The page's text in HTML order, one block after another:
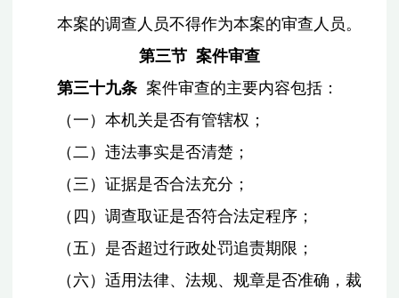
本案的调查人员不得作为本案的审查人员。
第三节 案件审查
第三十九条 案件审查的主要内容包括：
（一）本机关是否有管辖权；
（二）违法事实是否清楚；
（三）证据是否合法充分；
（四）调查取证是否符合法定程序；
（五）是否超过行政处罚追责期限；
（六）适用法律、法规、规章是否准确，裁